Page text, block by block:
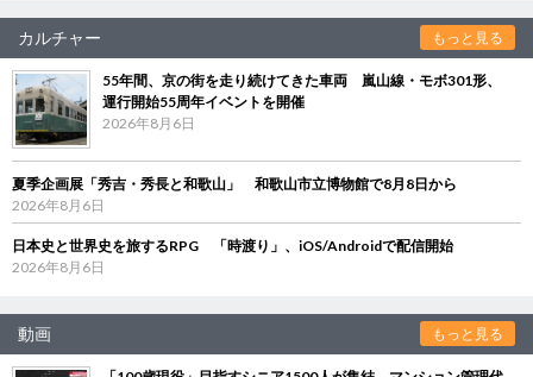
カルチャー もっと見る
55年間、京の街を走り続けてきた車両 嵐山線・モボ301形、
運行開始55周年イベントを開催
2026年8月6日
夏季企画展「秀吉・秀長と和歌山」 和歌山市立博物館で8月8日から
2026年8月6日
日本史と世界史を旅するRPG 「時渡り」、iOS/Androidで配信開始
2026年8月6日
動画 もっと見る